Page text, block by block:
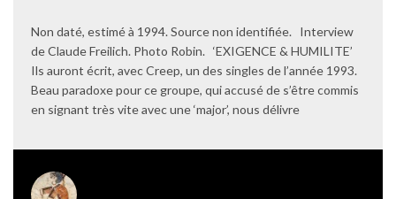
Non daté, estimé à 1994. Source non identifiée. Interview
de Claude Freilich. Photo Robin. ‘EXIGENCE & HUMILITE’
Ils auront écrit, avec Creep, un des singles de l’année 1993.
Beau paradoxe pour ce groupe, qui accusé de s’être commis
en signant très vite avec une ‘major’, nous délivre